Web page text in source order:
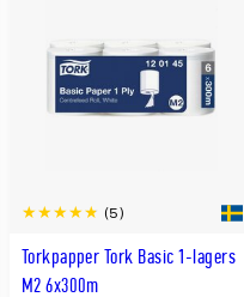
Torkpapper Tork Basic 1-lagers
M2 6x300m
(5)